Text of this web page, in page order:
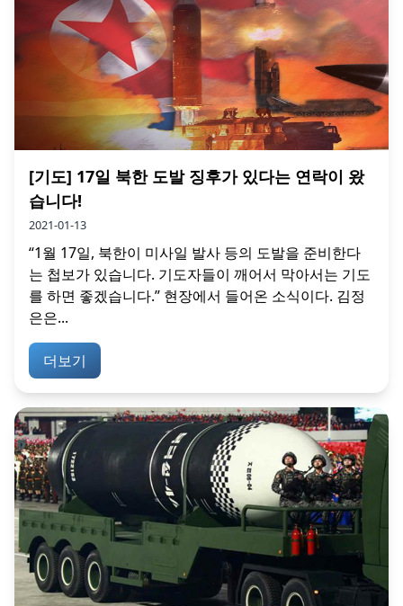
[기도] 17일 북한 도발 징후가 있다는 연락이 왔
습니다!
2021-01-13
“1월 17일, 북한이 미사일 발사 등의 도발을 준비한다
는 첩보가 있습니다. 기도자들이 깨어서 막아서는 기도
를 하면 좋겠습니다.” 현장에서 들어온 소식이다. 김정
은은...
더보기